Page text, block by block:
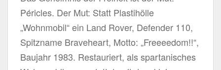
Péricles. Der Mut: Statt Plastihölle
„Wohnmobil“ ein Land Rover, Defender 110,
Spitzname Braveheart, Motto: „Freeeedom!!“,
Baujahr 1983. Restauriert, als spartanisches